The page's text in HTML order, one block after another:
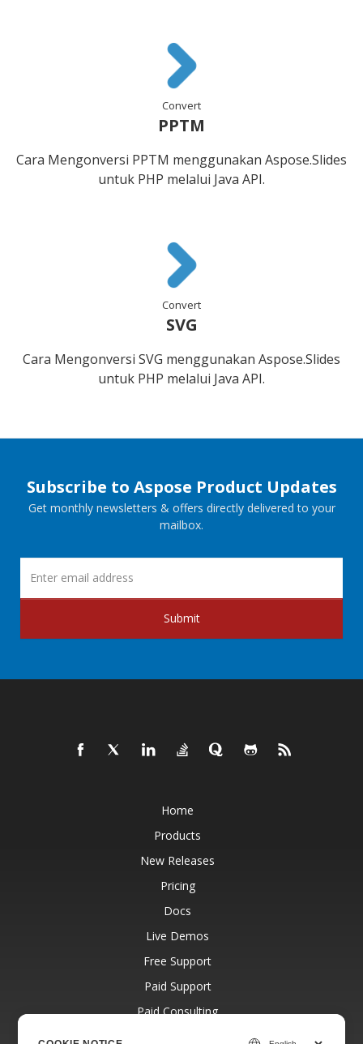
Convert
PPTM
Cara Mengonversi PPTM menggunakan Aspose.Slides
untuk PHP melalui Java API.
Convert
SVG
Cara Mengonversi SVG menggunakan Aspose.Slides
untuk PHP melalui Java API.
Subscribe to Aspose Product Updates
Get monthly newsletters & offers directly delivered to your
mailbox.
Submit
Home
Products
New Releases
Pricing
Docs
Live Demos
Free Support
Paid Support
Paid Consulting